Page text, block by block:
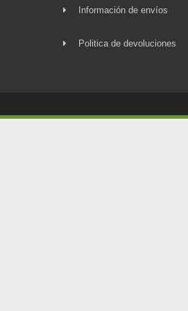
Información de envíos
Politica de devoluciones